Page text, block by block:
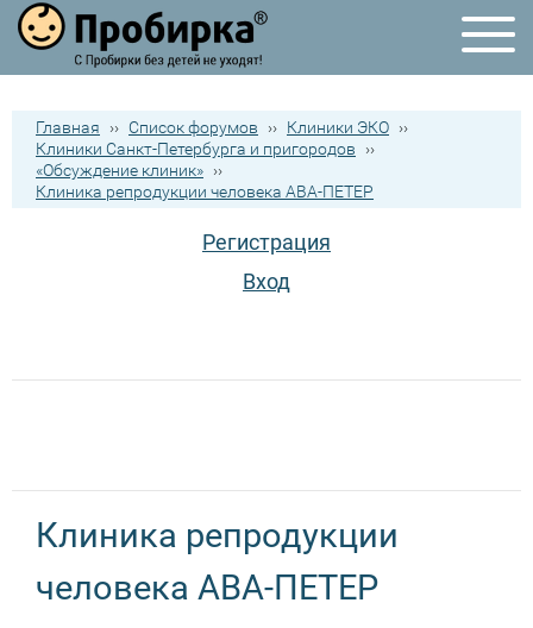
Главная ›› Список форумов ›› Клиники ЭКО ››
Клиники Санкт-Петербурга и пригородов
››
«Обсуждение клиник» ››
Клиника репродукции человека АВА-ПЕТЕР
Регистрация
Вход
Клиника репродукции
человека АВА-ПЕТЕР